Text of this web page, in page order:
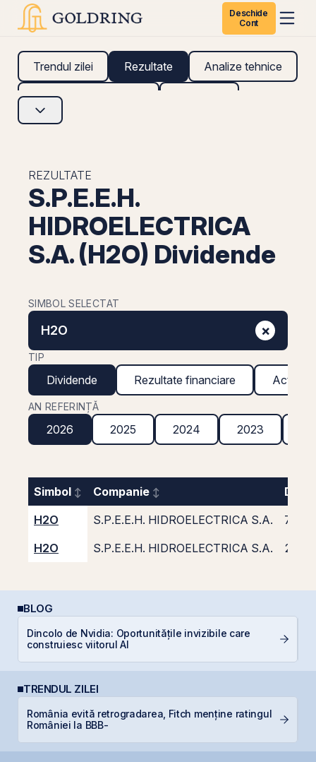
Deschide
Cont
Trendul zilei Rezultate Analize tehnice
Analize fundamentale
REZULTATE
S.P.E.E.H.
HIDROELECTRICA
S.A. (H2O) Dividende
SIMBOL SELECTAT
H2O ×
TIP
Dividende Rezultate financiare Acțiuni
AN REFERINȚĂ
2026 2025 2024 2023
Simbol Companie
H2O
S.P.E.E.H. HIDROELECTRICA S.A.
H2O
S.P.E.E.H. HIDROELECTRICA S.A.
BLOG
Dincolo de Nvidia: Oportunitățile invizibile care
construiesc viitorul AI
TRENDUL ZILEI
România evită retrogradarea, Fitch menține ratingul
României la BBB-